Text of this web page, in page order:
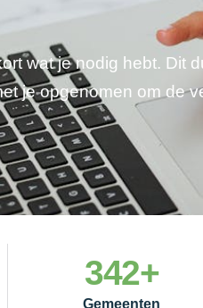
wat je nodig hebt. Dit
je opgenomen om de
Gemeenten
342+